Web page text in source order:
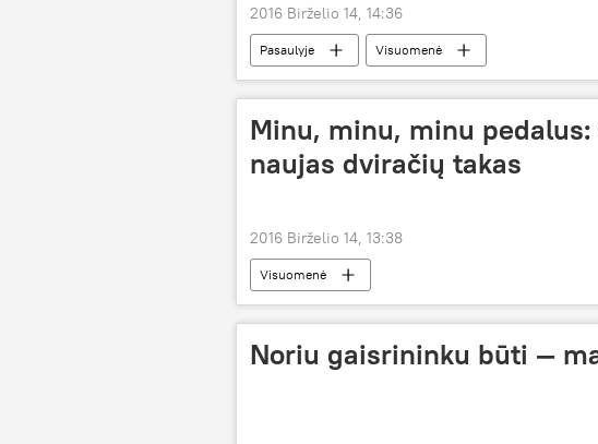
2016 Birželio 14, 14:36
Pasaulyje Visuomenė
Minu, minu, minu
naujas dviračių takas
2016 Birželio 14, 13:38
Visuomenė
Noriu gaisrininku būti —